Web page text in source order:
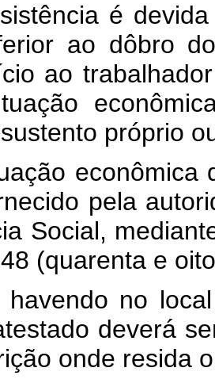
é
ao dôbro
ao
próprio
pela
Social,
(quarenta e
havendo no
deverá
onde resida